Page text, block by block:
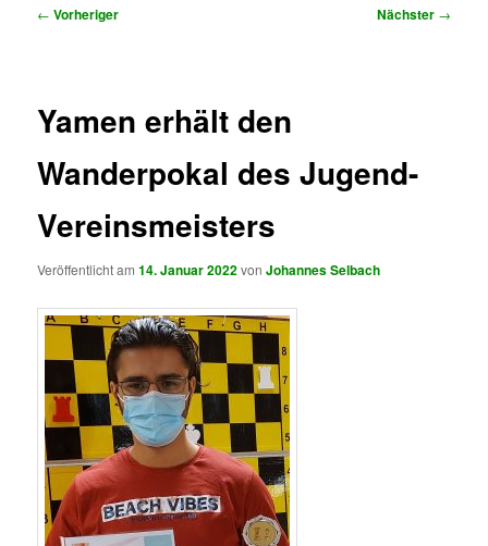
Beitragsnavigation
← Vorheriger Nächster →
Yamen erhält den
Wanderpokal des Jugend-
Vereinsmeisters
Veröffentlicht am14. Januar 2022vonJohannes Selbach